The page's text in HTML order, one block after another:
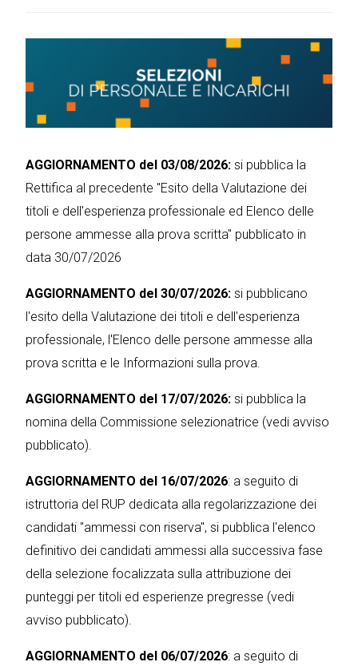
AGGIORNAMENTO del 03/08/2026: si pubblica la
Rettifica al precedente "Esito della Valutazione dei
titoli e dell'esperienza professionale ed Elenco delle
persone ammesse alla prova scritta" pubblicato in
data 30/07/2026
AGGIORNAMENTO del 30/07/2026: si pubblicano
l'esito della Valutazione dei titoli e dell'esperienza
professionale, l'Elenco delle persone ammesse alla
prova scritta e le Informazioni sulla prova.
AGGIORNAMENTO del 17/07/2026: si pubblica la
nomina della Commissione selezionatrice (vedi avviso
pubblicato).
AGGIORNAMENTO del 16/07/2026: a seguito di
istruttoria del RUP dedicata alla regolarizzazione dei
candidati "ammessi con riserva", si pubblica l'elenco
definitivo dei candidati ammessi alla successiva fase
della selezione focalizzata sulla attribuzione dei
punteggi per titoli ed esperienze pregresse (vedi
avviso pubblicato).
AGGIORNAMENTO del 06/07/2026: a seguito di